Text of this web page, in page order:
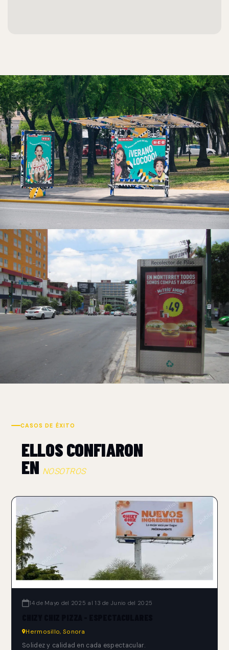
CASOS DE ÉXITO
ELLOS CONFIARON
EN NOSOTROS
14 de Mayo del 2025 al 13 de Junio del 2025
Hermosillo, Sonora
Solidez y calidad en cada espectacular.